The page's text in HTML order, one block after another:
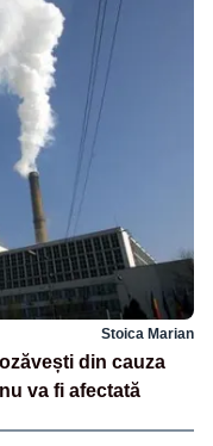
Stoica Marian
din cauza
va fi afectată